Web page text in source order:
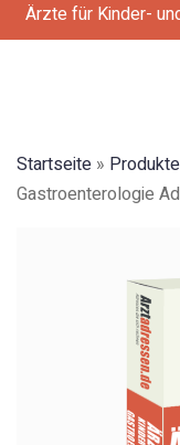
Ärzte für Kinder-
Startseite » Produkte
Gastroenterologie